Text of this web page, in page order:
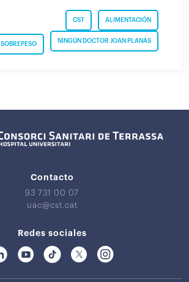
ALIMENTACIÓN
CST
NINGÚN DOCTOR JOAN PLANAS
SOBREPESO
Contacto
93 731 00 07
uac@cst.cat
Redes sociales